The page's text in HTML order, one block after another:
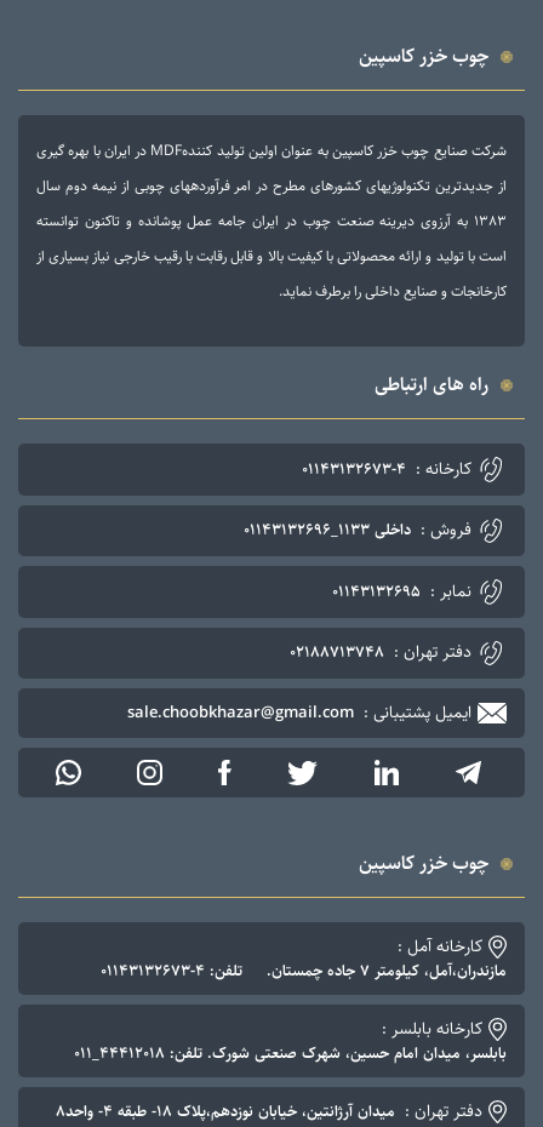
چوب خزر کاسپین
شرکت صنایع چوب خزر کاسپین به عنوان اولین تولید کنندهMDF در ایران با بهره گیری
از جدیدترین تکنولوژی­های کشورهای مطرح در امر فرآورده­های چوبی از نیمه دوم سال
1383 به آرزوی دیرینه صنعت چوب در ایران جامه عمل پوشانده و تاکنون توانسته
است با تولید و ارائه محصولاتی با کیفیت بالا و قابل رقابت با رقیب خارجی نیاز بسیاری از
کارخانجات و صنایع داخلی را برطرف نماید.
راه های ارتباطی
کارخانه : 01143132673-4
فروش : داخلی 1133_01143132696
نمابر : 01143132695
دفتر تهران : 02188713748
ایمیل پشتیبانی : sale.choobkhazar@gmail.com
چوب خزر کاسپین
کارخانه آمل :
مازندران،آمل، کیلومتر 7 جاده چمستان. تلفن: 4-01143132673
کارخانه بابلسر :
بابلسر، میدان امام حسین، شهرک صنعتی شورک. تلفن: 44412018_011
دفتر تهران : میدان آرژانتین، خیابان نوزدهم،پلاک 18- طبقه 4- واحد8